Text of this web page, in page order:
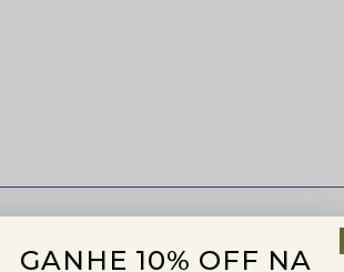
GANHE 10% OFF NA